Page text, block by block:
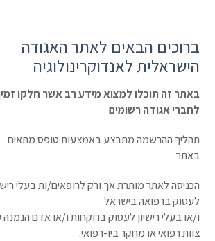
הרשמה ועדכון נתונים
כניסת חברים
ראשי
נתמכי ראיות
אופס, לא נמצאו תוצאות.
ברוכים הבאים לאתר האגודה
הישראלית לאנדוקרינולוגיה
באתר זה תוכלו למצוא מידע רב אשר חלקו
לחברי אגודה רשומים
תהליך ההרשמה מתבצע באמצעות טופס מתאים
באתר
הכניסה לאתר מותרת אך ורק לרופאים/ות בעלי
לעסוק ברפואה בישראל
ו/או בעלי רישיון לעסוק ברוקחות ו/או אדם
צוות רפואי או מחקר ביו-רפואי.